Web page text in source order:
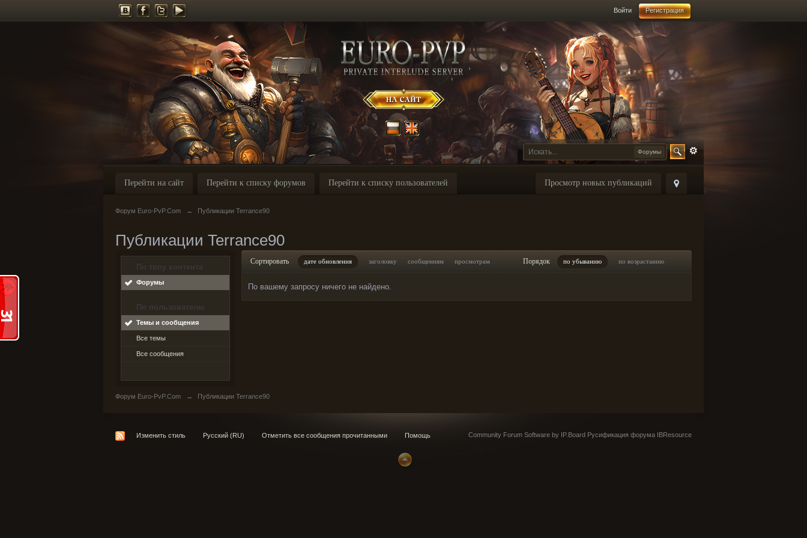
Войти Регистрация
Форумы
Просмотр новых публикаций
Перейти на сайт Перейти к списку форумов Перейти к списку пользователей
Форум Euro-PvP.Com → Публикации Terrance90
Публикации Terrance90
По типу контента
Форумы
По пользователю
Темы и сообщения
Все темы
Все сообщения
Сортировать дате обновления заголовку сообщениям просмотрам Порядок по убыванию по возрастанию
По вашему запросу ничего не найдено.
Форум Euro-PvP.Com → Публикации Terrance90
Изменить стиль Русский (RU) Отметить все сообщения прочитанными Помощь Community Forum Software by IP.Board Русификация форума IBResource